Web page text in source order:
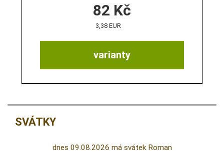
varianty
82 Kč
3,38 EUR
SVÁTKY
dnes 09.08.2026 má svátek Roman